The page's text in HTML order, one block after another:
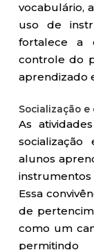
vocabulário,
uso de
fortalece a
controle do
aprendizado
Socialização e
As
alunos
Essa
de
como um